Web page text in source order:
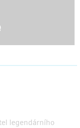
legendárního